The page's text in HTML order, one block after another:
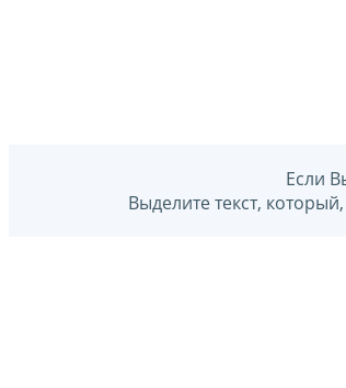
Если
Выделите текст,